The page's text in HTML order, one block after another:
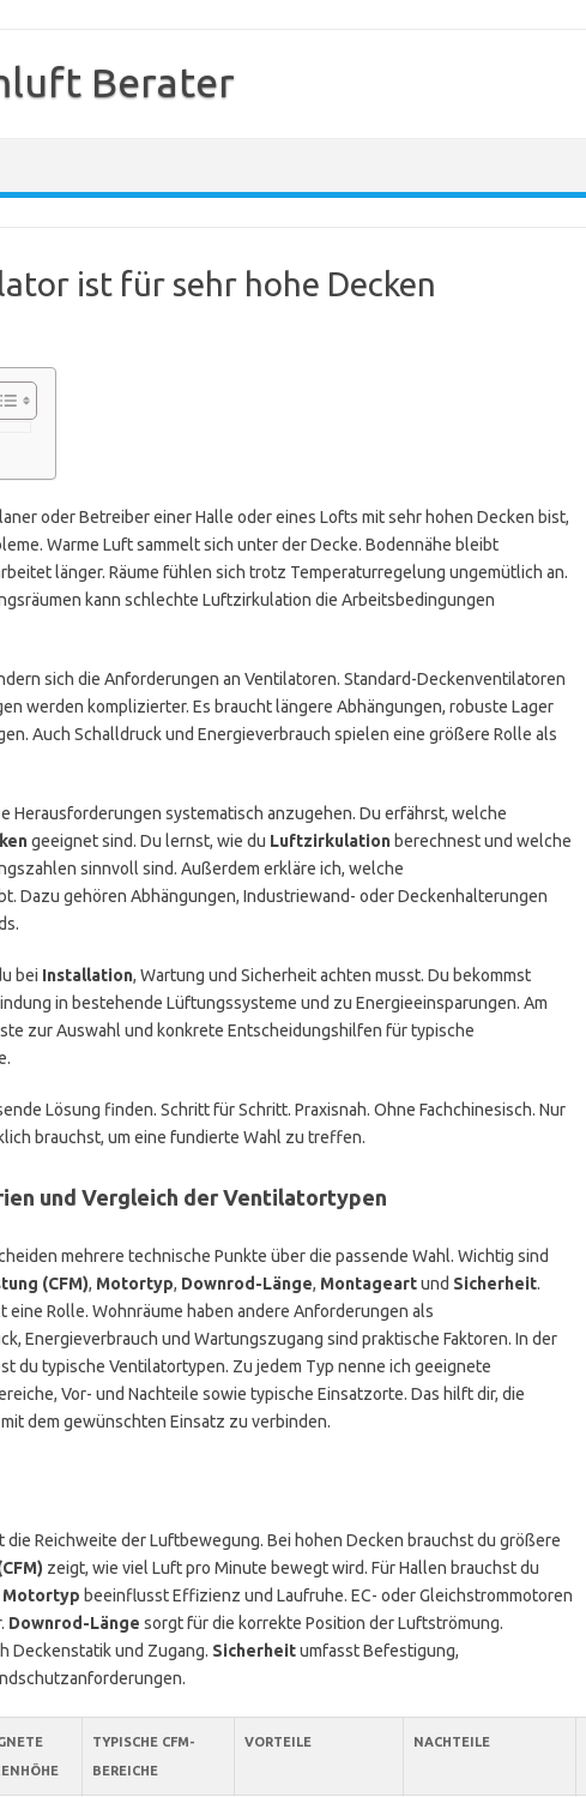
Berater
ist für sehr hohe Decken
oder Betreiber einer Halle oder eines Lofts mit sehr hohen Decken bist,
Warme Luft sammelt sich unter der Decke. Bodennähe bleibt
länger. Räume fühlen sich trotz Temperaturregelung ungemütlich an.
kann schlechte Luftzirkulation die Arbeitsbedingungen
sich die Anforderungen an Ventilatoren. Standard-Deckenventilatoren
werden komplizierter. Es braucht längere Abhängungen, robuste Lager
Auch Schalldruck und Energieverbrauch spielen eine größere Rolle als
Herausforderungen systematisch anzugehen. Du erfährst, welche
geeignet sind. Du lernst, wie du Luftzirkulationberechnest und welche
sinnvoll sind. Außerdem erkläre ich, welche
Dazu gehören Abhängungen, Industriewand- oder Deckenhalterungen
bei Installation, Wartung und Sicherheit achten musst. Du bekommst
in bestehende Lüftungssysteme und zu Energieeinsparungen. Am
zur Auswahl und konkrete Entscheidungshilfen für typische
Lösung finden. Schritt für Schritt. Praxisnah. Ohne Fachchinesisch. Nur
brauchst, um eine fundierte Wahl zu treffen.
und Vergleich der Ventilatortypen
mehrere technische Punkte über die passende Wahl. Wichtig sind
(CFM), Motortyp, Downrod-Länge, Montageartund Sicherheit.
eine Rolle. Wohnräume haben andere Anforderungen als
Energieverbrauch und Wartungszugang sind praktische Faktoren. In der
du typische Ventilatortypen. Zu jedem Typ nenne ich geeignete
Vor- und Nachteile sowie typische Einsatzorte. Das hilft dir, die
dem gewünschten Einsatz zu verbinden.
die Reichweite der Luftbewegung. Bei hohen Decken brauchst du größere
zeigt, wie viel Luft pro Minute bewegt wird. Für Hallen brauchst du
Motortyp beeinflusst Effizienz und Laufruhe. EC- oder Gleichstrommotoren
Downrod-Länge sorgt für die korrekte Position der Luftströmung.
Deckenstatik und Zugang. Sicherheitumfasst Befestigung,
TYPISCHE CFM-
BEREICHE
VORTEILE NACHTEILE